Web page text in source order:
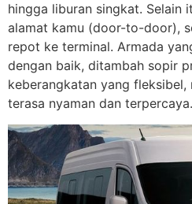
hingga liburan singkat. Selain
alamat kamu (door-to-door),
repot ke terminal. Armada
dengan baik, ditambah sopir
keberangkatan yang fleksibel,
terasa nyaman dan terpercaya.